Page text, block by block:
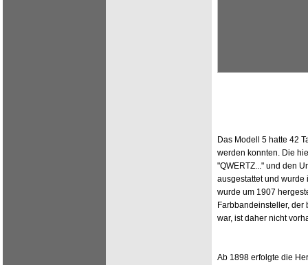
Das Modell 5 hatte 42
werden konnten. Die
"QWERTZ..." und den
ausgestattet und wurde
wurde um 1907
Farbbandeinsteller,
war, ist daher nicht
Ab 1898 erfolgte die